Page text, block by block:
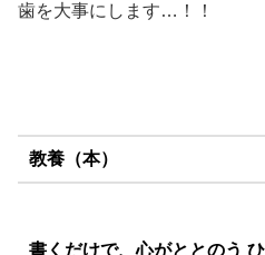
歯を大事にします…！！
教養（本）
書くだけで、心がととのう